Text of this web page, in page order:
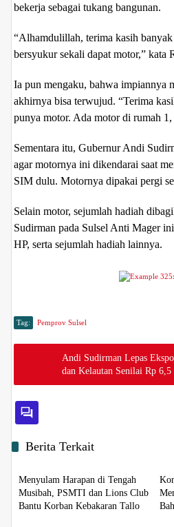
bekerja sebagai tukang bangunan.
“Alhamdulillah, terima kasih
bersyukur sekali dapat motor,” kata
Ia pun mengaku, bahwa impiannya
akhirnya bisa terwujud. “Terima
punya motor. Ada motor di rumah
Sementara itu, Gubernur Andi
agar motornya ini dikendarai saat
SIM dulu. Motornya dipakai pergi
Selain motor, sejumlah hadiah
Sudirman pada Sulsel Anti Mager
HP, serta sejumlah hadiah lainnya.
Tag: Pemprov Sulsel
Andi Sudirman Lepas
dan Kelautan Senilai Rp
Berita Terkait
Daerah
Menyulam Harapan di Tengah
Musibah, PSMTI dan Lions Club
Bantu Korban Kebakaran Tallo
Daerah